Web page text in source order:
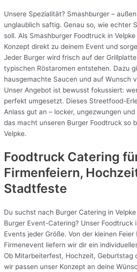
Unsere Spezialität? Smashburger –
unglaublich saftig. Genau so, wie echter
soll. Als Smashburger Foodtruck in
Konzept direkt zu deinem Event und
Jeder Burger wird frisch auf der
typischen Röstaromen entstehen. Dazu
hausgemachte Saucen und auf Wunsch
Unser Angebot ist bewusst fokussiert:
perfekt umgesetzt. Dieses Streetfood-
Anlass gut an – locker, ungezwungen
das macht unseren Burger Foodtruck so
Velpke.
Foodtruck Catering
Firmenfeiern,
Stadtfeste
Du suchst nach Burger Catering in
Burger Event-Catering? Unser Foodtruck
Events jeder Größe. Von der kleinen Feier
Firmenevent liefern wir dir ein
Ob Mitarbeiterfest, Hochzeit, Geburtstag
wir passen unser Konzept an deine